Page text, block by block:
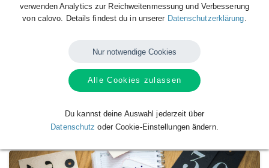
VerfügbareKalendervonL! Hasso-
verwenden Analytics zur Reichweitenmessung und Verbesserung
von calovo. Details findest du in unserer Datenschutzerklärung.
Nur notwendige Cookies
Alle Cookies zulassen
Du kannst deine Auswahl jederzeit über
Datenschutz oder Cookie-Einstellungen ändern.